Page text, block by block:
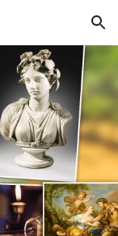
Skip to navigation